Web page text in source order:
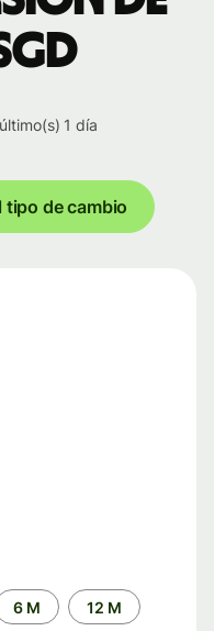
1 día
tipo de cambio
6 M 12 M